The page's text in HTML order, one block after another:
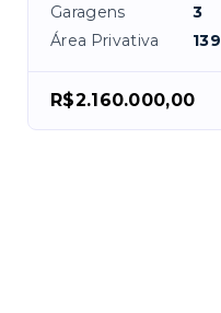
Garagens
3
Área Privativa
139
R$2.160.000,00